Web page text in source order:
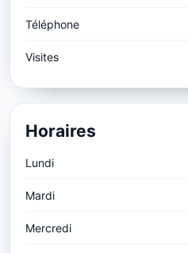
Téléphone
Visites
Horaires
Lundi
Mardi
Mercredi